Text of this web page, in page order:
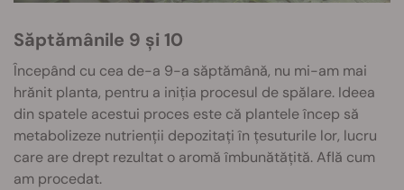
Săptămânile 9 și 10
Începând cu cea de-a 9-a săptămână, nu mi-am mai
hrănit planta, pentru a iniția procesul de spălare. Ideea
din spatele acestui proces este că plantele încep să
metabolizeze nutrienții depozitați în țesuturile lor, lucru
care are drept rezultat o aromă îmbunătățită. Află cum
am procedat.